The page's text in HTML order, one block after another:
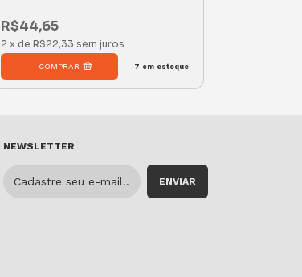
R$44,65
2 x de R$22,33 sem juros
7 em estoque
NEWSLETTER